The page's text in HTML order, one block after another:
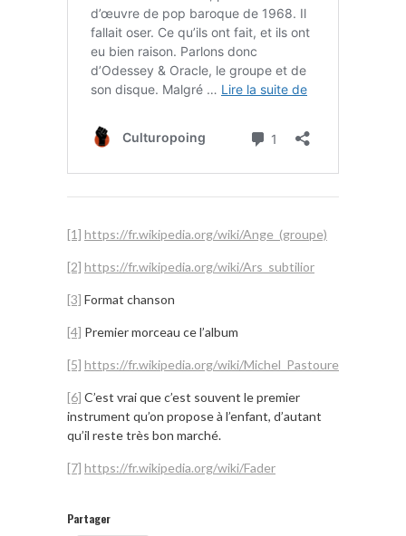
[1] https://fr.wikipedia.org/wiki/Ange_(groupe)
[2] https://fr.wikipedia.org/wiki/Ars_subtilior
[3] Format chanson
[4] Premier morceau ce l’album
[5] https://fr.wikipedia.org/wiki/Michel_Pastoureau
[6] C’est vrai que c’est souvent le premier
instrument qu’on propose à l’enfant, d’autant
qu’il reste très bon marché.
[7] https://fr.wikipedia.org/wiki/Fader
Partager